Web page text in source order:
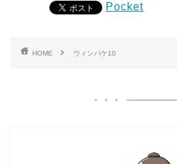
Pocket
HOME ウィンパケ10